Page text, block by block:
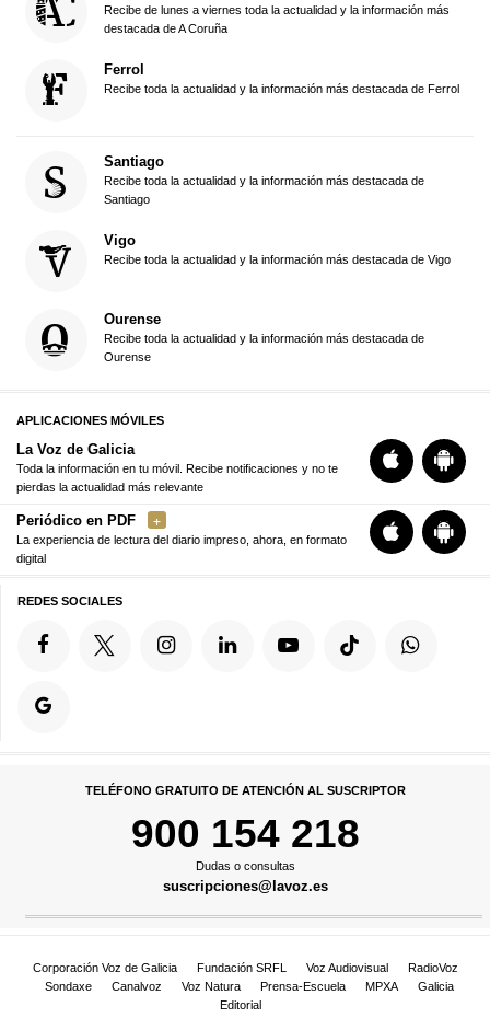
Recibe de lunes a viernes toda la actualidad y la información más
destacada de A Coruña
Ferrol
Recibe toda la actualidad y la información más destacada de Ferrol
Santiago
Recibe toda la actualidad y la información más destacada de
Santiago
Vigo
Recibe toda la actualidad y la información más destacada de Vigo
Ourense
Recibe toda la actualidad y la información más destacada de
Ourense
APLICACIONES MÓVILES
La Voz de Galicia
Toda la información en tu móvil. Recibe notificaciones y no te
pierdas la actualidad más relevante
Periódico en PDF
La experiencia de lectura del diario impreso, ahora, en formato
digital
REDES SOCIALES
TELÉFONO GRATUITO DE ATENCIÓN AL SUSCRIPTOR
900 154 218
Dudas o consultas
suscripciones@lavoz.es
Corporación Voz de Galicia Fundación SRFL Voz Audiovisual
RadioVoz
Sondaxe
Canalvoz Voz Natura Prensa-Escuela MPXA
Galicia
Editorial